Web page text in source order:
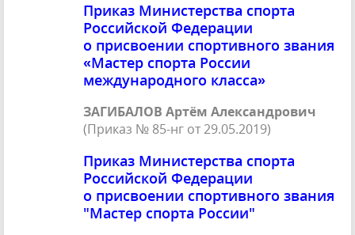
Приказ Министерства спорта
Российской Федерации
о присвоении спортивного звания
«Мастер спорта России
международного класса»
ЗАГИБАЛОВ Артём Александрович
(Приказ № 85-нг от 29.05.2019)
Приказ Министерства спорта
Российской Федерации
о присвоении спортивного звания
"Мастер спорта России"